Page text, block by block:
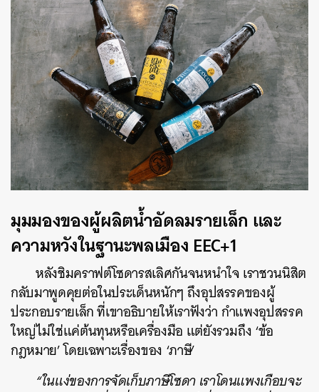
มุมมองของผู้ผลิตน้ำอัดลมรายเล็ก และ
ความหวังในฐานะพลเมือง EEC+1
หลังชิมคราฟต์โซดารสเลิศกันจนหนำใจ เราชวนนิสิต
กลับมาพูดคุยต่อในประเด็นหนักๆ ถึงอุปสรรคของผู้
ประกอบรายเล็ก ที่เขาอธิบายให้เราฟังว่า กำแพงอุปสรรค
ใหญ่ไม่ใช่แค่ต้นทุนหรือเครื่องมือ แต่ยังรวมถึง ‘ข้อ
กฎหมาย’ โดยเฉพาะเรื่องของ ‘ภาษี’
“ในแง่ของการจัดเก็บภาษีโซดา เราโดนแพงเกือบจะ